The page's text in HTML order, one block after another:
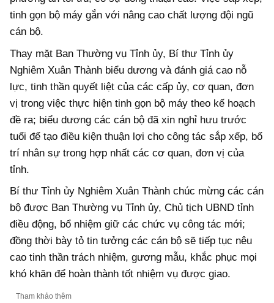
tinh gọn bộ máy gắn với nâng cao chất lượng đội ngũ
cán bộ.
Thay mặt Ban Thường vụ Tỉnh ủy, Bí thư Tỉnh ủy
Nghiêm Xuân Thành biểu dương và đánh giá cao nỗ
lực, tinh thần quyết liệt của các cấp ủy, cơ quan, đơn
vị trong việc thực hiện tinh gọn bộ máy theo kế hoạch
đề ra; biểu dương các cán bộ đã xin nghỉ hưu trước
tuổi để tạo điều kiện thuận lợi cho công tác sắp xếp, bố
trí nhân sự trong hợp nhất các cơ quan, đơn vị của
tỉnh.
Bí thư Tỉnh ủy Nghiêm Xuân Thành chúc mừng các cán
bộ được Ban Thường vụ Tỉnh ủy, Chủ tịch UBND tỉnh
điều động, bổ nhiệm giữ các chức vụ công tác mới;
đồng thời bày tỏ tin tưởng các cán bộ sẽ tiếp tục nêu
cao tinh thần trách nhiệm, gương mẫu, khắc phục mọi
khó khăn để hoàn thành tốt nhiệm vụ được giao.
Tham khảo thêm